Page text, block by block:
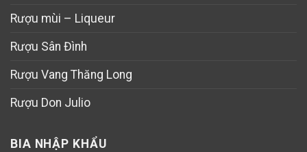
Rượu mùi – Liqueur
Rượu Sân Đình
Rượu Vang Thăng Long
Rượu Don Julio
BIA NHẬP KHẨU